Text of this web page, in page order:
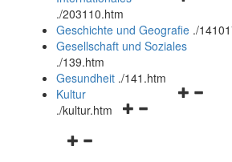
und
schließen
./203110.htm
Geschichte und Geografie ./
Gesellschaft und Soziales
./139.htm
Gesundheit ./141.htm
Navigationsmenü
Kultur
./kultur.htm
Navigationsmenü